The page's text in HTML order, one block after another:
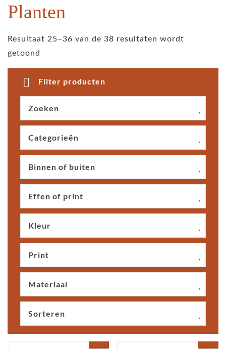
Planten
Resultaat 25–36 van de 38 resultaten wordt
getoond
Filter producten
Zoeken
Categorieën
Binnen of buiten
Effen of print
Kleur
Print
Materiaal
Sorteren